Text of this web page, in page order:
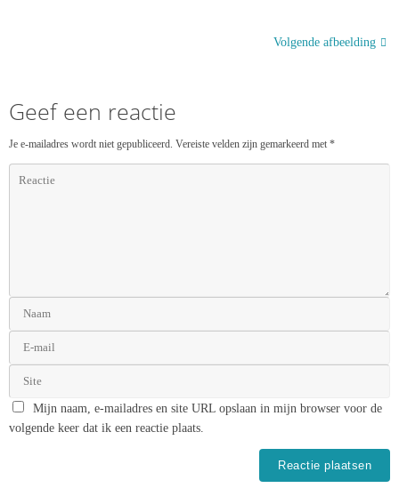
Volgende afbeelding
Geef een reactie
Je e-mailadres wordt niet gepubliceerd. Vereiste velden zijn gemarkeerd met *
Mijn naam, e-mailadres en site URL opslaan in mijn browser voor de
volgende keer dat ik een reactie plaats.